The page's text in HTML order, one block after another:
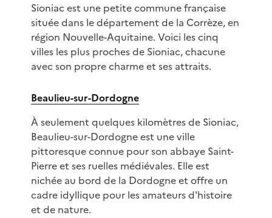
Sioniac est une petite commune française
située dans le département de la Corrèze, en
région Nouvelle-Aquitaine. Voici les cinq
villes les plus proches de Sioniac, chacune
avec son propre charme et ses attraits.
Beaulieu-sur-Dordogne
À seulement quelques kilomètres de Sioniac,
Beaulieu-sur-Dordogne est une ville
pittoresque connue pour son abbaye Saint-
Pierre et ses ruelles médiévales. Elle est
nichée au bord de la Dordogne et offre un
cadre idyllique pour les amateurs d'histoire
et de nature.